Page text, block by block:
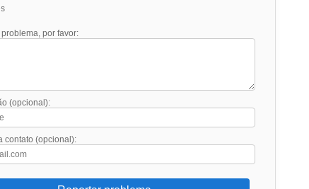
por favor:
(opcional):
contato (opcional):